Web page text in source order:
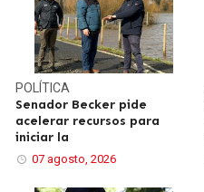
POLÍTICA
Senador Becker pide
acelerar recursos para
iniciar la
07 agosto, 2026